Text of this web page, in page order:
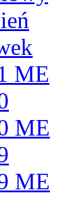
ME
ME
ME